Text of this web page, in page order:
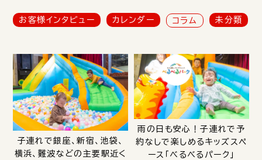
お客様インタビュー カレンダー コラム 未分類
子連れで銀座、新宿、池袋、
横浜、難波などの主要駅近く
雨の日も安心！子連れで予
約なしで楽しめるキッズスペ
ース「べるべるパーク」